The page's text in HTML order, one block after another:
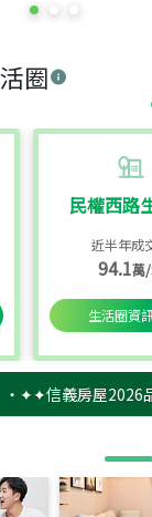
圈
民權西路
近半年成
94.1萬
生活圈資
‧✦✦信義房屋2026